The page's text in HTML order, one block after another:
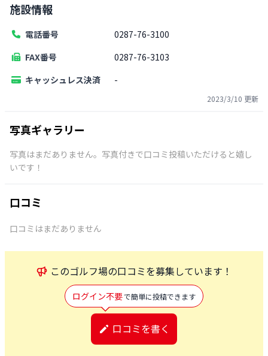
施設情報
電話番号
0287-76-3100
FAX番号
0287-76-3103
キャッシュレス決済
-
2023/3/10 更新
写真ギャラリー
写真はまだありません。写真付きで口コミ投稿いただけると嬉し
いです！
口コミ
口コミはまだありません
このゴルフ場の口コミを募集しています！
ログイン不要で簡単に投稿できます
口コミを書く